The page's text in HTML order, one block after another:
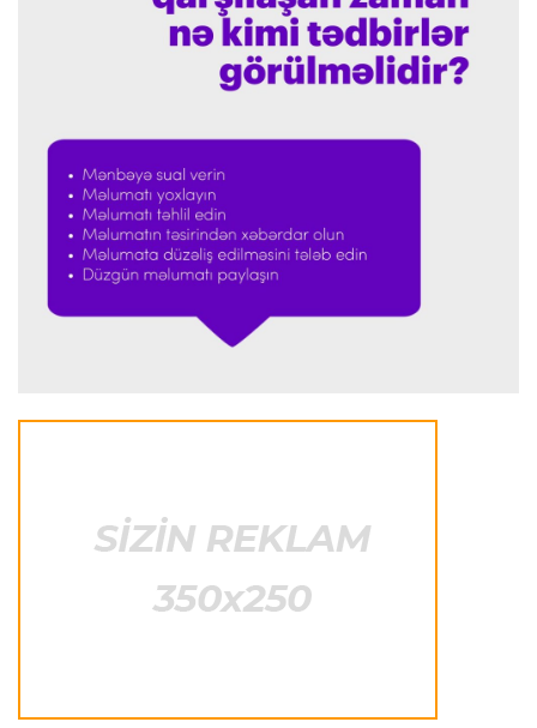
23:59 06.08.2026
"Prezident səlahiyyətlərindən sui-istifadə edib"
Formula-1 23:51 06.08.2026
"Antonelli çox etibarlı pilota çevrilib"
Formula-1 23:44 06.08.2026
"Antonelli mövsümün ən yaxşı pilotlarından
bənzəyir"
23:38 06.08.2026